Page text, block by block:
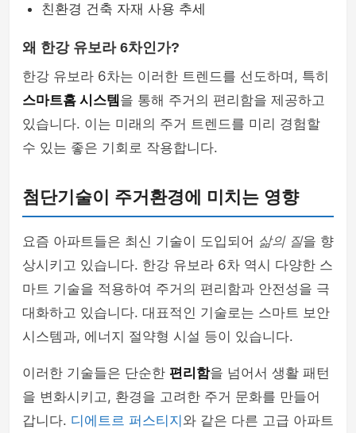
친환경 건축 자재 사용 추세
왜 한강 유보라 6차인가?
한강 유보라 6차는 이러한 트렌드를 선도하며, 특히
스마트홈 시스템 을 통해 주거의 편리함을 제공하고
있습니다. 이는 미래의 주거 트렌드를 미리 경험할
수 있는 좋은 기회로 작용합니다.
첨단기술이 주거환경에 미치는 영향
요즘 아파트들은 최신 기술이 도입되어 삶의 질을 향
상시키고 있습니다. 한강 유보라 6차 역시 다양한 스
마트 기술을 적용하여 주거의 편리함과 안전성을 극
대화하고 있습니다. 대표적인 기술로는 스마트 보안
시스템과, 에너지 절약형 시설 등이 있습니다.
이러한 기술들은 단순한 편리함을 넘어서 생활 패턴
을 변화시키고, 환경을 고려한 주거 문화를 만들어
갑니다. 디에트르 퍼스티지 와 같은 다른 고급 아파트